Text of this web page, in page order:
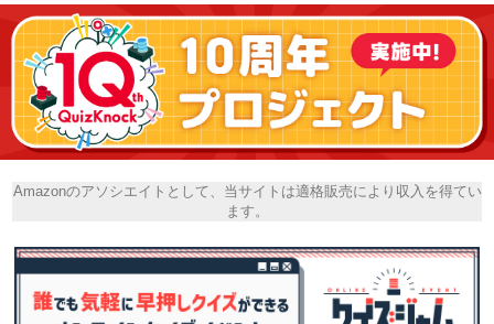
Amazonのアソシエイトとして、当サイトは適格販売により収入を得てい
ます。